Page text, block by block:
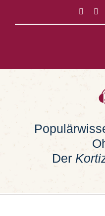
springen
Der